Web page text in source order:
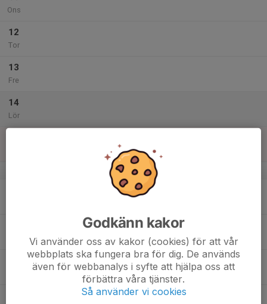
Ons
12
Tor
13
Fre
14
Lör
v.25
Godkänn kakor
Vi använder oss av kakor (cookies) för att vår
webbplats ska fungera bra för dig. De används
även för webbanalys i syfte att hjälpa oss att
förbättra våra tjänster.
Så använder vi cookies